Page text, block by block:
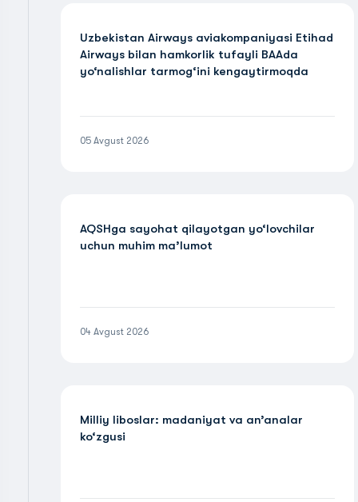
Uzbekistan Airways aviakompaniyasi Etihad
Airways bilan hamkorlik tufayli BAAda
yo‘nalishlar tarmog‘ini kengaytirmoqda
05 Avgust 2026
AQSHga sayohat qilayotgan yo‘lovchilar
uchun muhim ma’lumot
04 Avgust 2026
Milliy liboslar: madaniyat va an’analar
ko‘zgusi